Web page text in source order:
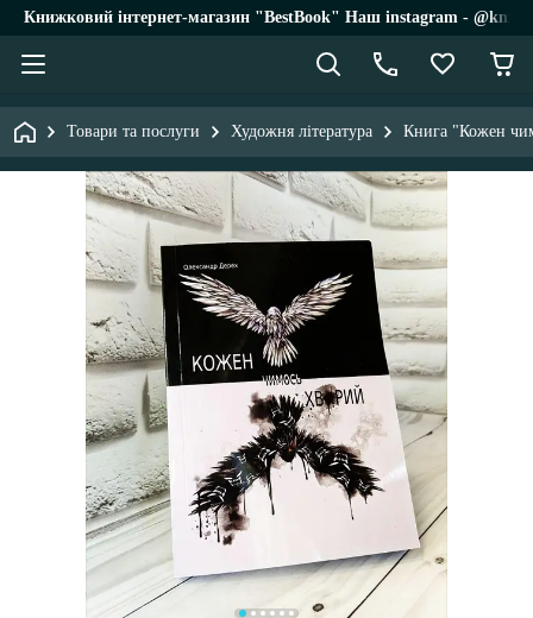
Книжковий інтернет-магазин "BestBook" Наш instagram -
Товари та послуги Художня література Книга "Кожен